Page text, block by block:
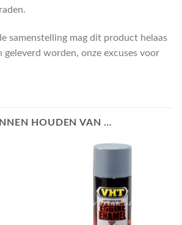
samenstelling mag dit product helaas
geleverd worden, onze excuses voor
HOUDEN VAN …